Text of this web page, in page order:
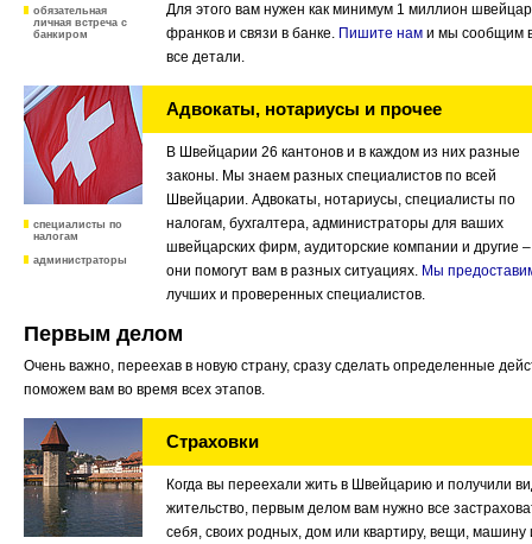
обязательная
личная встреча с
банкиром
Для этого вам нужен как минимум 1 миллион
франков и связи в банке. Пишите нам и мы сообщим
все детали.
Адвокаты, нотариусы и прочее
специалисты по
налогам
администраторы
В Швейцарии 26 кантонов и в каждом из них разные
законы. Мы знаем разных специалистов по всей
Швейцарии. Адвокаты, нотариусы, специалисты по
налогам, бухгалтера, администраторы для ваших
швейцарских фирм, аудиторские компании и другие –
они помогут вам в разных ситуациях. Мы
лучших и проверенных специалистов.
Первым делом
Очень важно, переехав в новую страну, сразу сделать определенные
поможем вам во время всех этапов.
Страховки
Когда вы переехали жить в Швейцарию и получили
жительство, первым делом вам нужно все
себя, своих родных, дом или квартиру, вещи, машину